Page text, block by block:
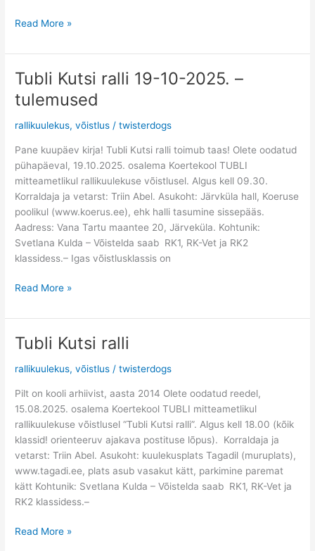
Read More »
Tubli Kutsi ralli 19-10-2025. –
tulemused
rallikuulekus,võistlus /twisterdogs
Pane kuupäev kirja! Tubli Kutsi ralli toimub taas! Olete oodatud
pühapäeval, 19.10.2025. osalema Koertekool TUBLI
mitteametlikul rallikuulekuse võistlusel. Algus kell 09.30.
Korraldaja ja vetarst: Triin Abel. Asukoht: Järvküla hall, Koeruse
poolikul (www.koerus.ee), ehk halli tasumine sissepääs.
Aadress: Vana Tartu maantee 20, Järveküla. Kohtunik:
Svetlana Kulda – Võistelda saab RK1, RK-Vet ja RK2
klassidess.– Igas võistlusklassis on
Tubli
Kutsi
ralli
19-
2025.
–
tulemused
Read More »
Tubli Kutsi ralli
rallikuulekus,võistlus /twisterdogs
Pilt on kooli arhiivist, aasta 2014 Olete oodatud reedel,
15.08.2025. osalema Koertekool TUBLI mitteametlikul
rallikuulekuse võistlusel “Tubli Kutsi ralli”. Algus kell 18.00 (kõik
klassid! orienteeruv ajakava postituse lõpus). Korraldaja ja
vetarst: Triin Abel. Asukoht: kuulekusplats Tagadil (muruplats),
www.tagadi.ee, plats asub vasakut kätt, parkimine paremat
kätt Kohtunik: Svetlana Kulda – Võistelda saab RK1, RK-Vet ja
RK2 klassidess.–
Tubli
ralli
Read More »